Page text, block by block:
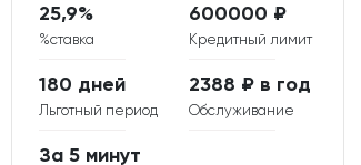
%ставка
25,9%
Кредитный лимит
600000 ₽
Льготный период
180 дней
Обслуживание
2388 ₽ в год
За 5 минут